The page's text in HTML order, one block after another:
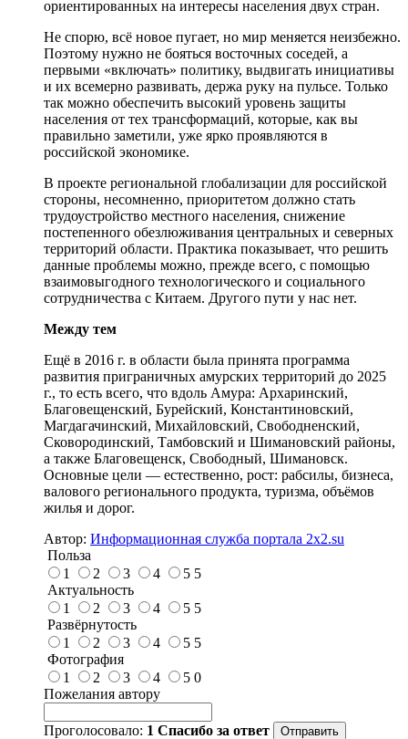
ориентированных на интересы населения двух стран.
Не спорю, всё новое пугает, но мир меняется неизбежно.
Поэтому нужно не бояться восточных соседей, а
первыми «включать» политику, выдвигать инициативы
и их всемерно развивать, держа руку на пульсе. Только
так можно обеспечить высокий уровень защиты
населения от тех трансформаций, которые, как вы
правильно заметили, уже ярко проявляются в
российской экономике.
В проекте региональной глобализации для российской
стороны, несомненно, приоритетом должно стать
трудоустройство местного населения, снижение
постепенного обезлюживания центральных и северных
территорий области. Практика показывает, что решить
данные проблемы можно, прежде всего, с помощью
взаимовыгодного технологического и социального
сотрудничества с Китаем. Другого пути у нас нет.
Между тем
Ещё в 2016 г. в области была принята программа
развития приграничных амурских территорий до 2025
г., то есть всего, что вдоль Амура: Архаринский,
Благовещенский, Бурейский, Константиновский,
Магдагачинский, Михайловский, Свободненский,
Сковородинский, Тамбовский и Шимановский районы,
а также Благовещенск, Свободный, Шимановск.
Основные цели — естественно, рост: рабсилы, бизнеса,
валового регионального продукта, туризма, объёмов
жилья и дорог.
Автор: Информационная служба портала 2x2.su
Польза
1
2 3 4 5 5
Актуальность
1
2 3 4 5 5
Развёрнутость
1
2 3 4 5 5
Фотография
1
2 3 4 5 0
Пожелания автору
Проголосовало: 1 Спасибо за ответ